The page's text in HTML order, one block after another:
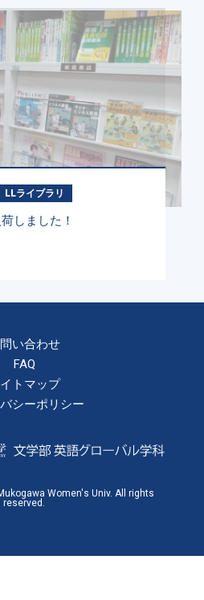
LLライブラリ
しました！
い合わせ
FAQ
トマップ
シーポリシー
Women's Univ. All rights
reserved.